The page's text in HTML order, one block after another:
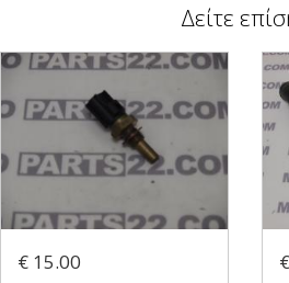
Δείτε
€ 15.00